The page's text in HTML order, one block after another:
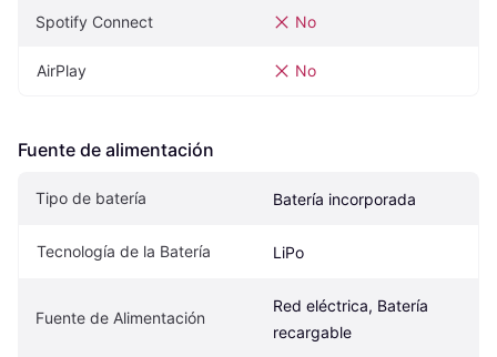
Spotify Connect No
AirPlay No
Fuente de alimentación
Tipo de batería Batería incorporada
Tecnología de la Batería LiPo
Fuente de Alimentación
Red eléctrica, Batería
recargable